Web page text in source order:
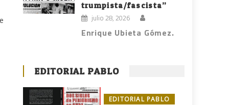
trumpista/fascista”
julio 28, 2026
Enrique Ubieta Gómez.
EDITORIAL PABLO
EDITORIAL PABLO